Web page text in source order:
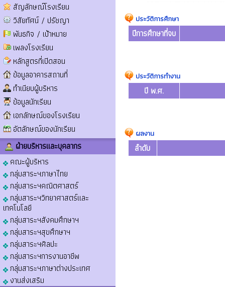
สัญลักษณ์โรงเรียน
วิสัยทัศน์ / ปรัชญา
พันธกิจ / เป้าหมาย
เพลงโรงเรียน
หลักสูตรที่เปิดสอน
ข้อมูลอาคารสถานที่
ทำเนียบผู้บริหาร
ข้อมูลนักเรียน
เอกลักษณ์ของโรงเรียน
อัตลักษณ์ของนักเรียน
ฝ่ายบริหารและบุคลากร
คณะผู้บริหาร
กลุ่มสาระฯภาษาไทย
กลุ่มสาระฯคณิตศาสตร์
กลุ่มสาระฯวิทยาศาสตร์และ
เทคโนโลยี
กลุ่มสาระฯสังคมศึกษาฯ
กลุ่มสาระฯสุขศึกษาฯ
กลุ่มสาระฯศิลปะ
กลุ่มสาระฯการงานอาชีพ
กลุ่มสาระฯภาษาต่างประเทศ
งานส่งเสริม
ประวัติการศึกษา
ปีการศึกษาที่จบ
ประวัติการทำงาน
ปี พ.ศ.
ผลงาน
ลำดับ